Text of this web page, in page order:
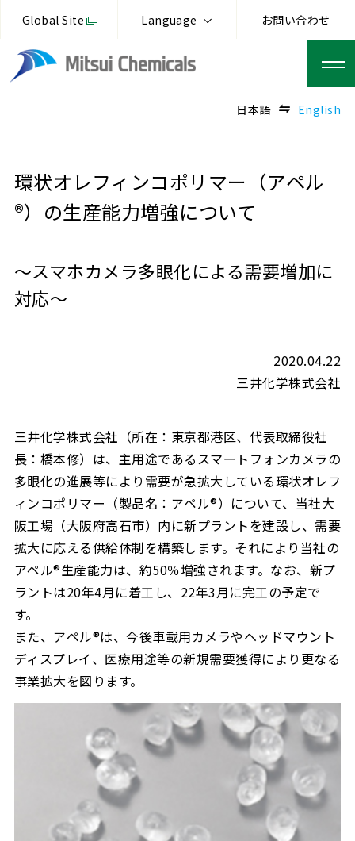
Global Site Language お問い合わせ
日本語 English
環状オレフィンコポリマー（アペル
®）の生産能力増強について
～スマホカメラ多眼化による需要増加に
対応～
2020.04.22
三井化学株式会社
三井化学株式会社（所在：東京都港区、代表取締役社
長：橋本修）は、主用途であるスマートフォンカメラの
多眼化の進展等により需要が急拡大している環状オレフ
ィンコポリマー（製品名：アペル®）について、当社大
阪工場（大阪府高石市）内に新プラントを建設し、需要
拡大に応える供給体制を構築します。それにより当社の
アペル®生産能力は、約50％増強されます。なお、新プ
ラントは20年4月に着工し、22年3月に完工の予定で
す。
また、アペル®は、今後車載用カメラやヘッドマウント
ディスプレイ、医療用途等の新規需要獲得により更なる
事業拡大を図ります。